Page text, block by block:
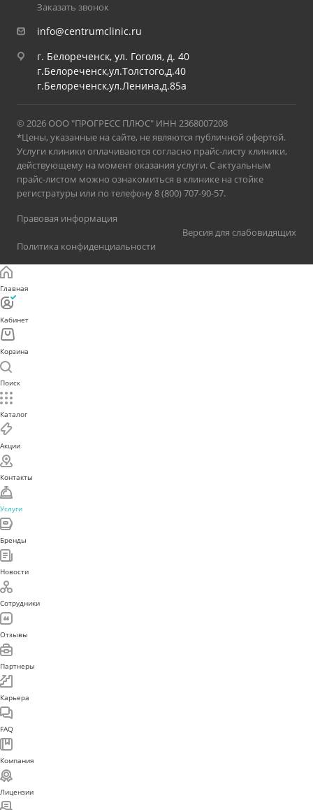
Заказать звонок
info@centrumclinic.ru
г. Белореченск, ул. Гоголя, д. 40
г.Белореченск,ул.Толстого,д.40
г.Белореченск,ул.Ленина,д.85а
© 2026 ООО "ПРОГРЕСС ПЛЮС" ИНН 2368007208
*Цены, указанные на сайте, не являются публичной офертой.
Услуги клиники оплачиваются согласно прайс-листу клиники,
действующему на момент оказания услуги. С актуальным
прайс-листом можно ознакомиться в клинике на стойке
регистратуры или по телефону 8 (800) 707-90-57.
Правовая информация
Политика конфиденциальности
Версия для слабовидящих
Главная
Кабинет
Корзина
Поиск
Каталог
Акции
Контакты
Услуги
Бренды
Новости
Сотрудники
Отзывы
Партнеры
Карьера
FAQ
Компания
Лицензии